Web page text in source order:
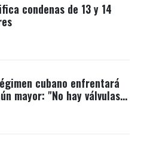
condenas de 13 y 14
cubano enfrentará
mayor: "No hay válvulas